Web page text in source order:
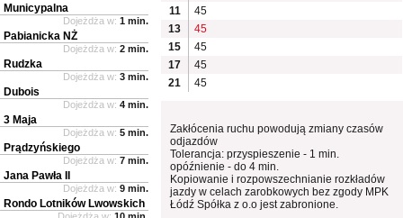
11
45
13
45
15
45
17
45
21
45
Zakłócenia ruchu powodują zmiany czasów
odjazdów
Tolerancja: przyspieszenie - 1 min.
opóźnienie - do 4 min.
Kopiowanie i rozpowszechnianie rozkładów
jazdy w celach zarobkowych bez zgody MPK
Łódź Spółka z o.o jest zabronione.
Municypalna
Dojeżdża w: 1 min.
Pabianicka NŻ
Dojeżdża w: 2 min.
Rudzka
Dojeżdża w: 3 min.
Dubois
Dojeżdża w: 4 min.
3 Maja
Dojeżdża w: 5 min.
Prądzyńskiego
Dojeżdża w: 7 min.
Jana Pawła II
Dojeżdża w: 9 min.
Rondo Lotników Lwowskich